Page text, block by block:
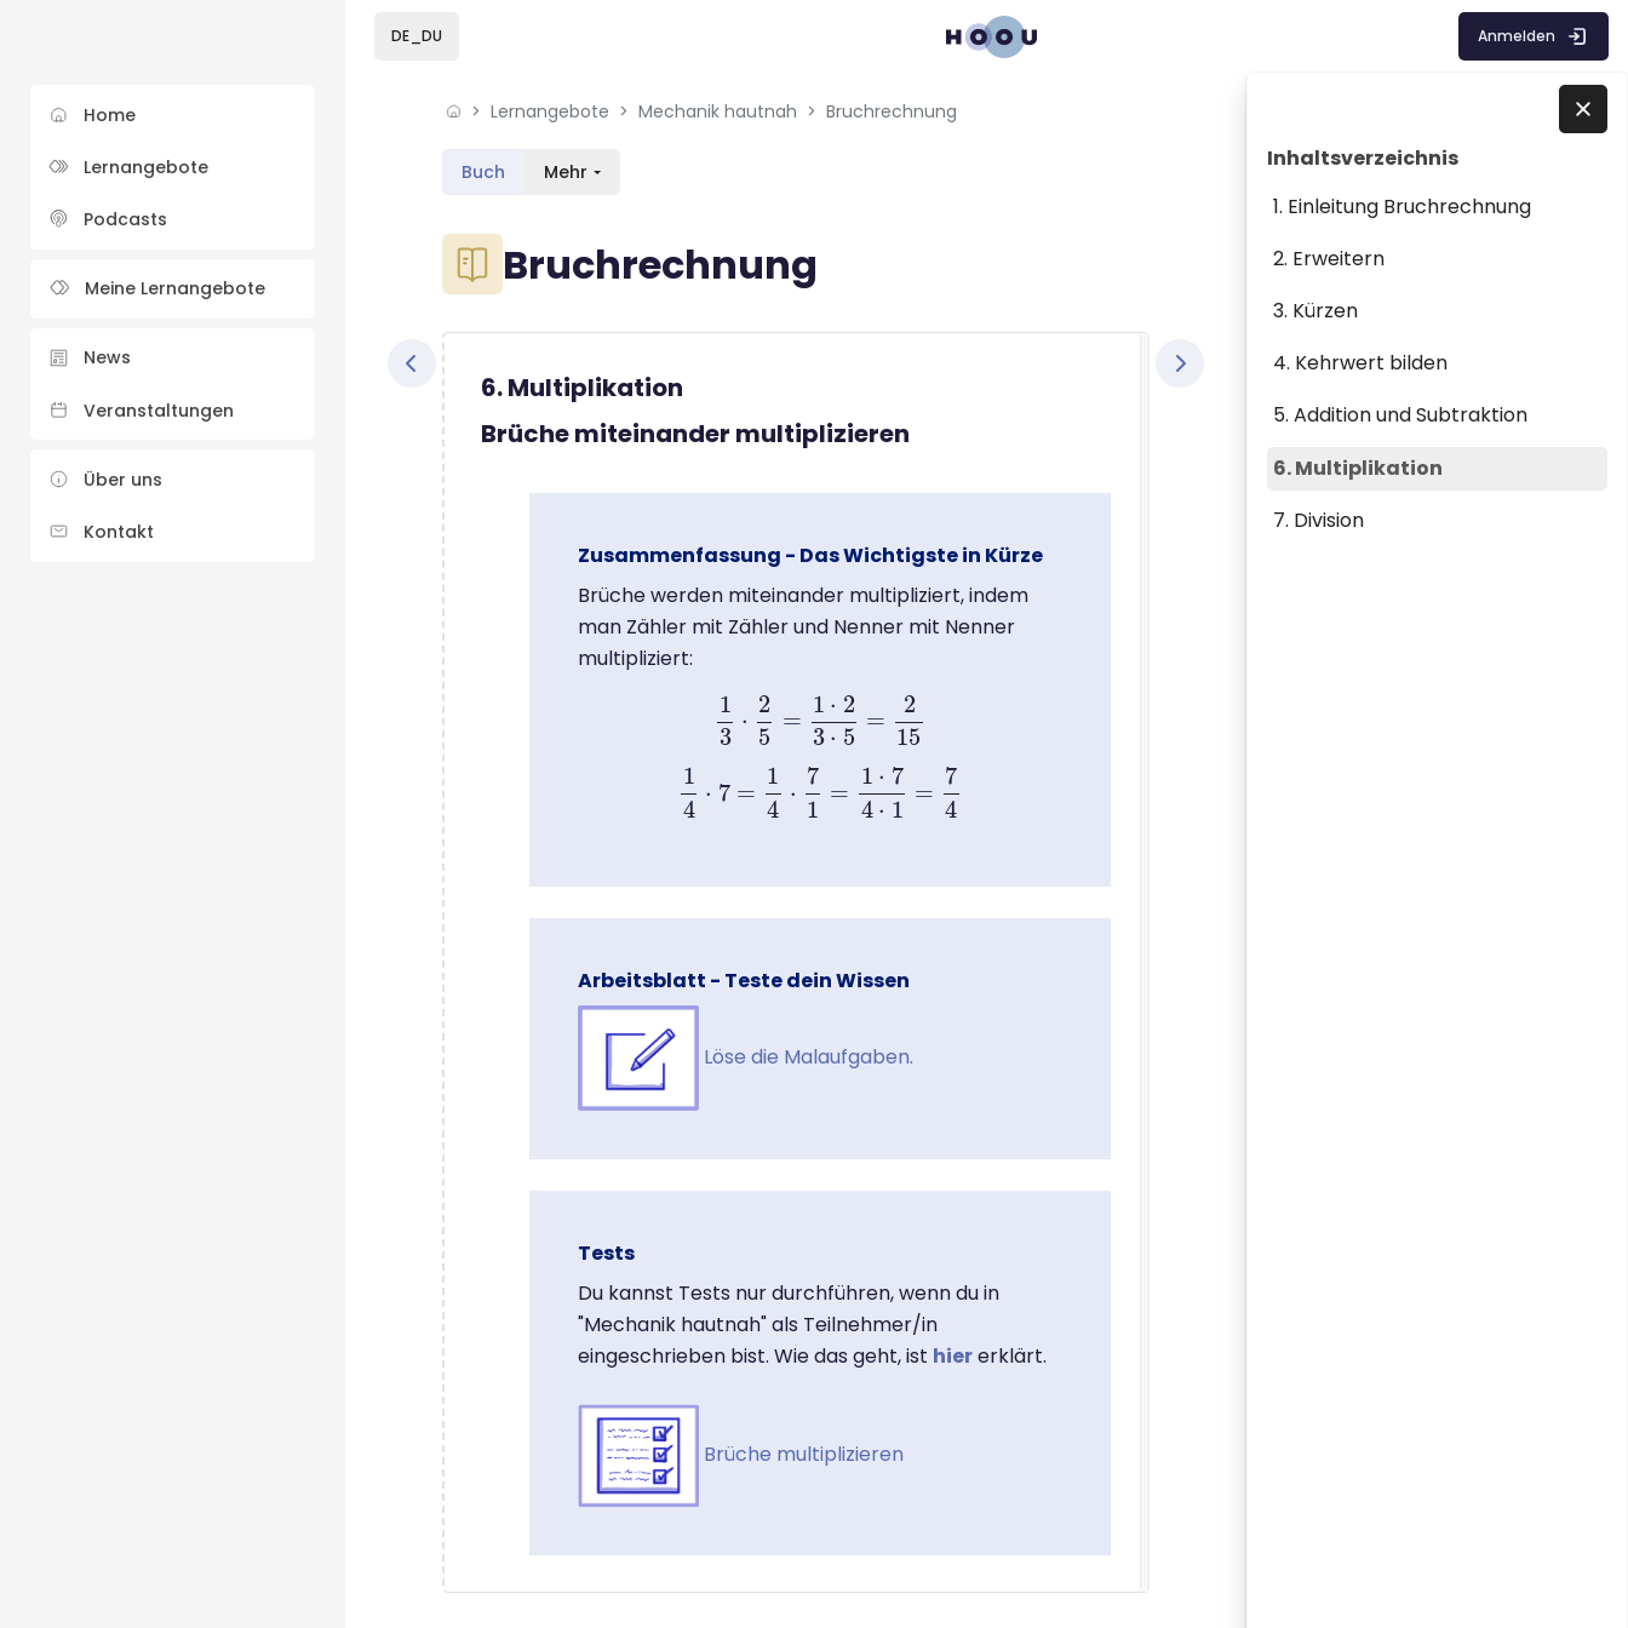
Home
Lernangebote
Podcasts
Meine Lernangebote
News
Veranstaltungen
Über uns
Kontakt
Blöcke
Inhaltsverzeichnis überspringen
Inhaltsverzeichnis
1. Einleitung Bruchrechnung
2. Erweitern
3. Kürzen
4. Kehrwert bilden
5. Addition und Subtraktion
6. Multiplikation
7. Division
Direkt zu - Schließen
DE_DU Anmelden
Lernangebote Mechanik hautnah Bruchrechnung
Buch Mehr
BlöckeBruchrechnung
Blöcke
Abschlussbedingungen
6. Multiplikation
Brüche miteinander multiplizieren
Zusammenfassung - Das Wichtigste in Kürze
Brüche werden miteinander multipliziert, indem
man Zähler mit Zähler und Nenner mit Nenner
multipliziert:
1
3
⋅
2
5
=
1 ⋅ 2
3 ⋅ 5
=
2
15
1 3⋅2 5= ⋅23⋅5=215
1
4
⋅ 7 =
1
4
⋅
7
1
=
1 ⋅ 7
4 ⋅ 1
=
7
4
14⋅7 =14⋅ 71= 1⋅7 4⋅1=7 4
Arbeitsblatt - Teste dein Wissen
Löse die Malaufgaben.
Tests
Du kannst Tests nur durchführen, wenn du in
"Mechanik hautnah" als Teilnehmer/in
eingeschrieben bist. Wie das geht, ist hiererklärt.
Brüche multiplizieren